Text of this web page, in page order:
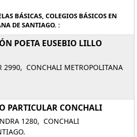
BÁSICAS, COLEGIOS BÁSICOS EN
DE SANTIAGO. :
POETA EUSEBIO LILLO
2990, CONCHALI METROPOLITANA
PARTICULAR CONCHALI
1280, CONCHALI